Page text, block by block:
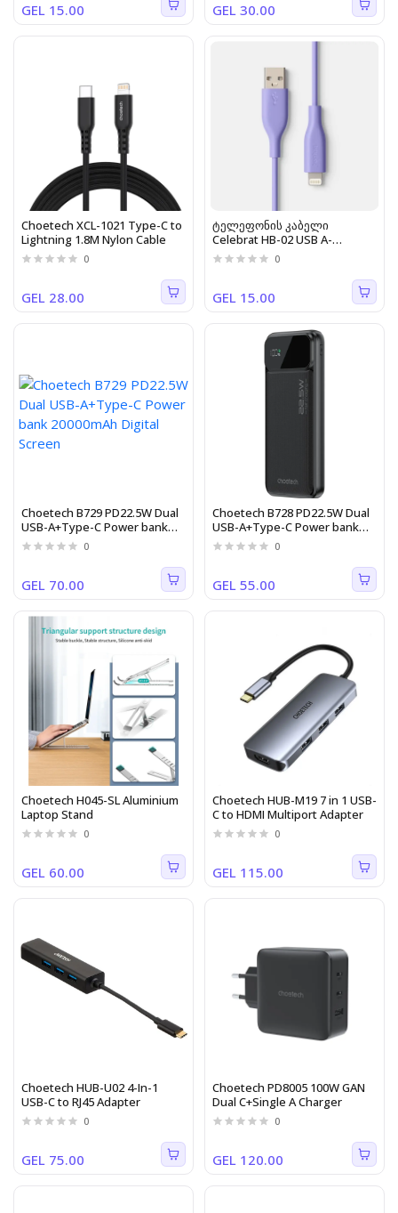
GEL 15.00 GEL 30.00
Choetech XCL-1021 Type-C to
Lightning 1.8M Nylon Cable
0
GEL 28.00
ტელეფონის კაბელი
Celebrat HB-02 USB A-
Lightning 1.2M 2.4A იისფერი
0
GEL 15.00
Choetech B729 PD22.5W Dual
USB-A+Type-C Power bank
20000mAh Digital Screen
0
GEL 70.00
Choetech B728 PD22.5W Dual
USB-A+Type-C Power bank
10000mAh Digital Screen
0
GEL 55.00
Choetech H045-SL Aluminium
Laptop Stand
0
GEL 60.00
Choetech HUB-M19 7 in 1 USB-
C to HDMI Multiport Adapter
0
GEL 115.00
Choetech HUB-U02 4-In-1
USB-C to RJ45 Adapter
0
GEL 75.00
Choetech PD8005 100W GAN
Dual C+Single A Charger
0
GEL 120.00